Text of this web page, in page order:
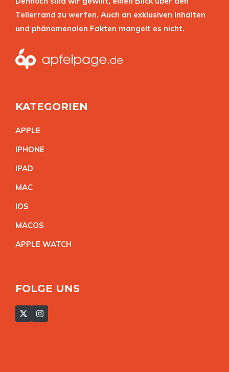
Tellerrand zu werfen. Auch an exklusiven Inhalten
und phänomenalen Fakten mangelt es nicht.
KATEGORIEN
APPLE
IPHONE
IPAD
MAC
IOS
MACOS
APPLE WATCH
FOLGE UNS